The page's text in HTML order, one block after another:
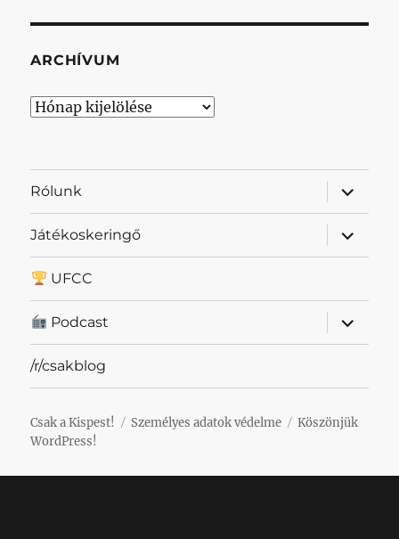
ARCHÍVUM
Archívum
Rólunk
almenü
Játékoskeringő
almenü
UFCC
Podcast
almenü
/r/csakblog
Csak a Kispest! Személyes adatok védelme
Köszönjük
WordPress!